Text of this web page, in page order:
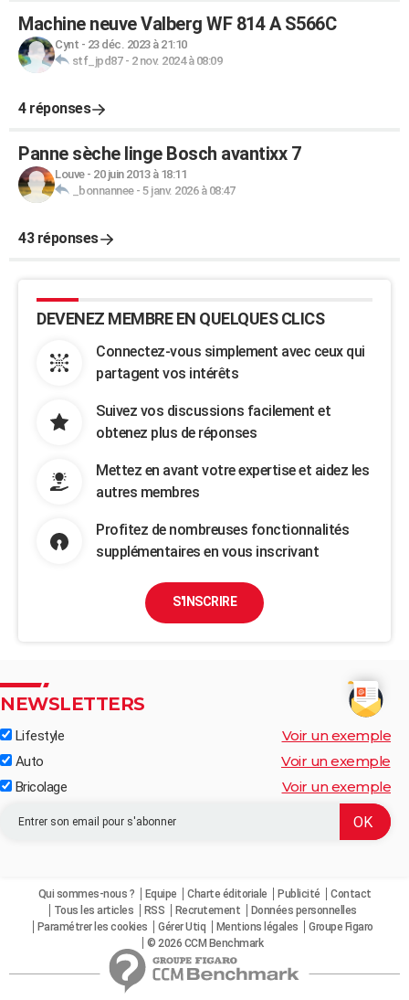
Machine neuve Valberg WF 814 A S566C
Cynt - 23 déc. 2023 à 21:10
stf_jpd87- 2 nov. 2024 à 08:09
4 réponses
Panne sèche linge Bosch avantixx 7
Louve- 20 juin 2013 à 18:11
_bonnannee- 5 janv. 2026 à 08:47
43 réponses
DEVENEZ MEMBRE EN QUELQUES CLICS
Connectez-vous simplement avec ceux qui
partagent vos intérêts
Suivez vos discussions facilement et
obtenez plus de réponses
Mettez en avant votre expertise et aidez les
autres membres
Profitez de nombreuses fonctionnalités
supplémentaires en vous inscrivant
S'INSCRIRE
NEWSLETTERS
Lifestyle Voir un exemple
Auto Voir un exemple
Bricolage Voir un exemple
Qui sommes-nous ? Equipe Charte éditoriale Publicité
Contact
Tous les articles
RSS Recrutement
Données personnelles
Paramétrer les cookies
Gérer Utiq Mentions légales
Groupe Figaro
© 2026 CCM Benchmark